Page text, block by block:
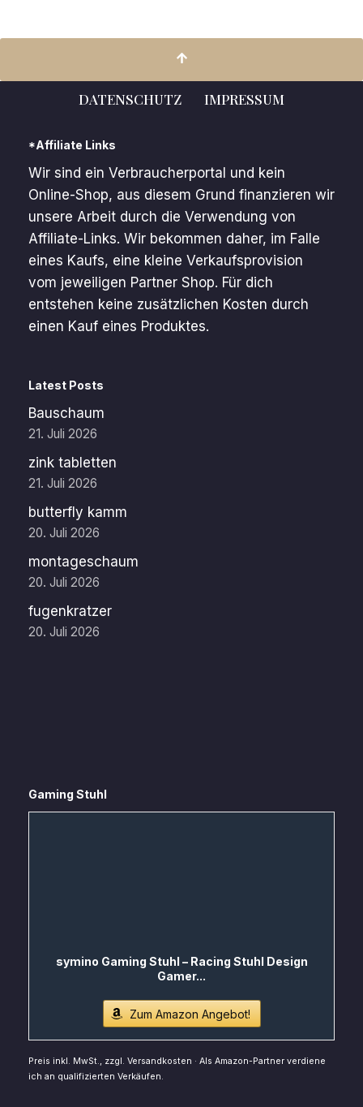
DATENSCHUTZ IMPRESSUM
*Affiliate Links
Wir sind ein Verbraucherportal und kein
Online-Shop, aus diesem Grund finanzieren wir
unsere Arbeit durch die Verwendung von
Affiliate-Links. Wir bekommen daher, im Falle
eines Kaufs, eine kleine Verkaufsprovision
vom jeweiligen Partner Shop. Für dich
entstehen keine zusätzlichen Kosten durch
einen Kauf eines Produktes.
Latest Posts
Bauschaum
21. Juli 2026
zink tabletten
21. Juli 2026
butterfly kamm
20. Juli 2026
montageschaum
20. Juli 2026
fugenkratzer
20. Juli 2026
Gaming Stuhl
symino Gaming Stuhl – Racing Stuhl Design
Gamer...
Zum Amazon Angebot!
Preis inkl. MwSt., zzgl. Versandkosten · Als Amazon-Partner verdiene
ich an qualifizierten Verkäufen.